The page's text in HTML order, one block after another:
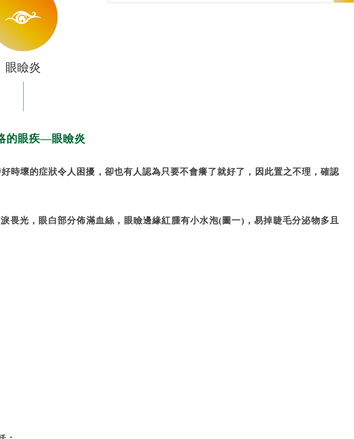
眼瞼炎
的眼疾—眼瞼炎
時壞的症狀令人困擾，卻也有人認為只要不會癢了就好了，因此置之不理，確認
畏光，眼白部分佈滿血絲，眼瞼邊緣紅腫有小水泡(圖一)，易掉睫毛分泌物多且